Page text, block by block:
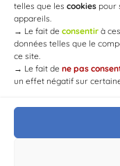
telles que les cookies pour
appareils.
→ Le fait de consentir à
données telles que le
ce site.
→ Le fait de ne pas
un effet négatif sur
© Mairie de